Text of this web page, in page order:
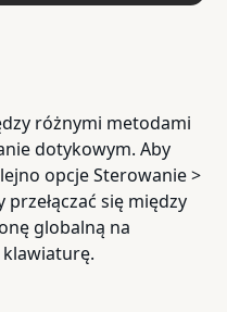
różnymi metodami
dotykowym. Aby
opcje Sterowanie >
się między
globalną na